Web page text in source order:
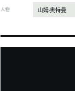
人物 山姆·奥特曼